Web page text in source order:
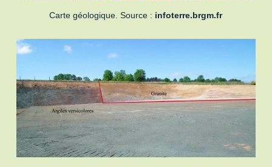
Carte géologique. Source : infoterre.brgm.fr